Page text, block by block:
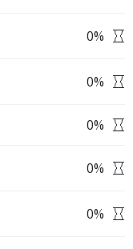
0%
0%
0%
0%
0%